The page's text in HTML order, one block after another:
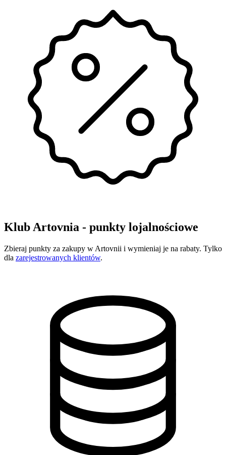
Klub Artovnia - punkty lojalnościowe
Zbieraj punkty za zakupy w Artovnii i wymieniaj je na rabaty. Tylko
dla zarejestrowanych klientów.